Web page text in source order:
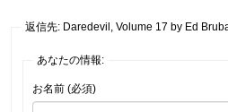
返信先: Daredevil, Volume 17 by Ed
あなたの情報:
お名前 (必須)